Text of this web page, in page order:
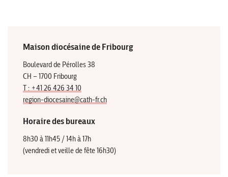
Maison diocésaine de Fribourg
Boulevard de Pérolles 38
CH – 1700 Fribourg
T : +41 26 426 34 10
region-diocesaine@cath-fr.ch
Horaire des bureaux
8h30 à 11h45 / 14h à 17h
(vendredi et veille de fête 16h30)